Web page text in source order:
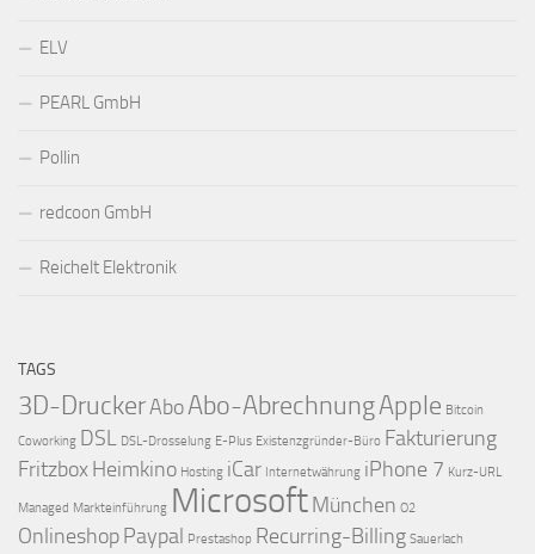
ELV
PEARL GmbH
Pollin
redcoon GmbH
Reichelt Elektronik
TAGS
3D-DruckerAboAbo-AbrechnungApple Bitcoin
Coworking DSL DSL-Drosselung E-Plus Existenzgründer-Büro Fakturierung
Fritzbox Heimkino Hosting iCar Internetwährung iPhone 7 Kurz-URL
Managed Markteinführung Microsoft München O2
Onlineshop Paypal Prestashop Recurring-Billing Sauerlach